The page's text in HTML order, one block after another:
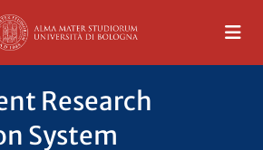
Research
System